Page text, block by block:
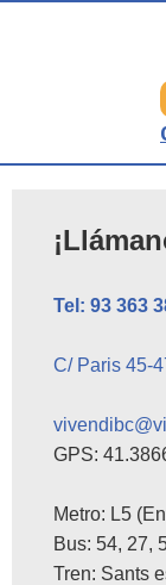
Tel: 93 363
C/ Paris 45-
GPS:
Metro: L5
Bus: 54, 27,
Tren: Sants